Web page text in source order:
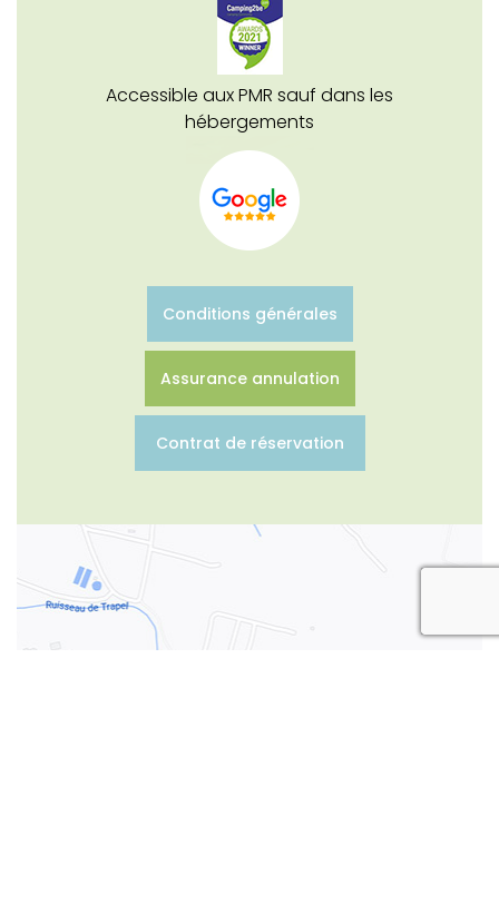
Accessible aux PMR sauf dans les
hébergements
Conditions générales
Assurance annulation
Contrat de réservation